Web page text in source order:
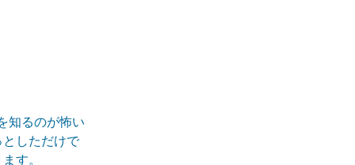
知るのが怖い
しただけで
す。